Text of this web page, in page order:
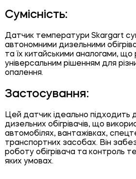
Сумісність:
Датчик температури Skargart
автономними дизельними
та їх китайськими аналогами, що
універсальним рішенням для
опалення.
Застосування:
Цей датчик ідеально підходить
дизельних обігрівачів, що
автомобілях, вантажівках,
транспортних засобах. Він
роботу обігрівача та контроль
яких умовах.